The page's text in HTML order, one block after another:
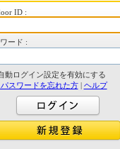
ID :
ード :
動ログイン設定を有効にする
スワードを忘れた方| ヘルプ